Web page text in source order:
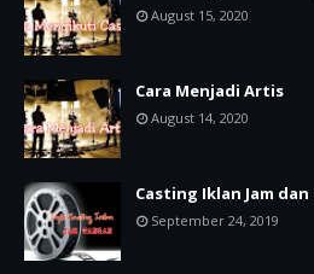
August 15, 2020
Cara Menjadi Artis
August 14, 2020
Casting Iklan Jam
September 24, 2019